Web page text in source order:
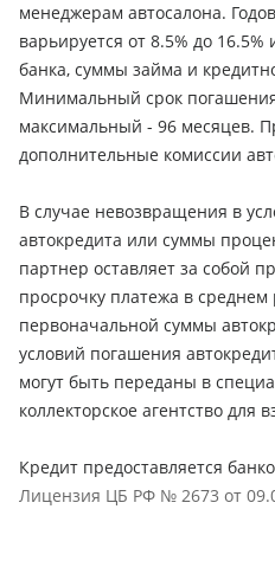
менеджерам автосалона.
варьируется от 8.5% до 16.5%
банка, суммы займа и
Минимальный срок
максимальный - 96 месяцев.
дополнительные комиссии
В случае невозвращения в
автокредита или суммы
партнер оставляет за собой
просрочку платежа в среднем
первоначальной суммы
условий погашения
могут быть переданы в
коллекторское агентство для
Кредит предоставляется
Лицензия ЦБ РФ № 2673 от